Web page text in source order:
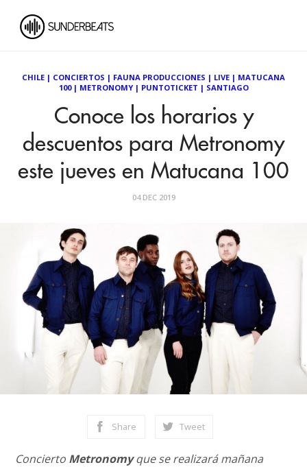
CHILE | CONCIERTOS | FAUNA PRODUCCIONES | LIVE | MATUCANA
100| METRONOMY| PUNTOTICKET | SANTIAGO
Conoce los horarios y
descuentos para Metronomy
este jueves en Matucana 100
04 DEC 2019
Share Tweet
Concierto Metronomyque se realizará mañana